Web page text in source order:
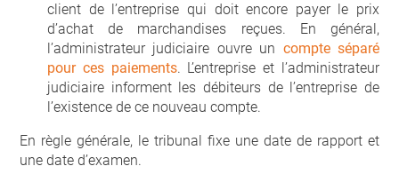
client de l’entreprise qui doit encore payer le prix
d’achat de marchandises reçues. En général,
l’administrateur judiciaire ouvre un compte séparé
pour ces paiements. L’entreprise et l’administrateur
judiciaire informent les débiteurs de l’entreprise de
l’existence de ce nouveau compte.
En règle générale, le tribunal fixe une date de rapport et
une date d’examen.